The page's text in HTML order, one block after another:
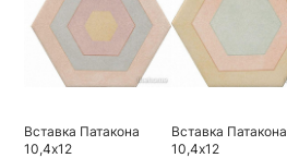
Вставка Патакона
10,4х12
Вставка Патакона
10,4х12